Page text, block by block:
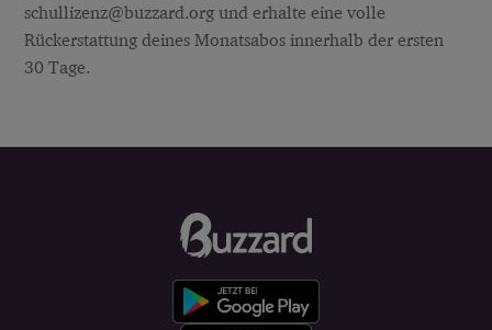
schullizenz@buzzard.org und erhalte eine volle
Rückerstattung deines Monatsabos innerhalb der ersten
30 Tage.